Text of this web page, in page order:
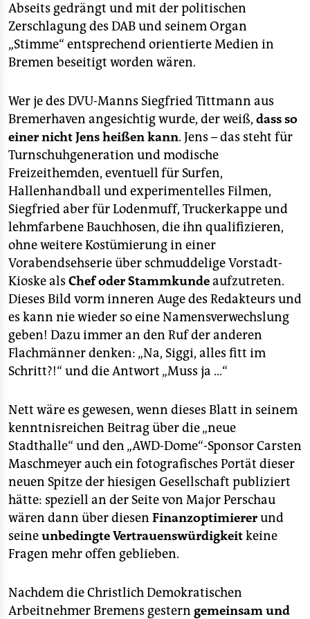
Abseits gedrängt und mit der politischen
Zerschlagung des DAB und seinem Organ
„Stimme“ entsprechend orientierte Medien in
Bremen beseitigt worden wären.
Wer je des DVU-Manns Siegfried Tittmann aus
Bremerhaven angesichtig wurde, der weiß, dass so
einer nicht Jens heißen kann. Jens – das steht für
Turnschuhgeneration und modische
Freizeithemden, eventuell für Surfen,
Hallenhandball und experimentelles Filmen,
Siegfried aber für Lodenmuff, Truckerkappe und
lehmfarbene Bauchhosen, die ihn qualifizieren,
ohne weitere Kostümierung in einer
Vorabendsehserie über schmuddelige Vorstadt-
Kioske als Chef oder Stammkundeaufzutreten.
Dieses Bild vorm inneren Auge des Redakteurs und
es kann nie wieder so eine Namensverwechslung
geben! Dazu immer an den Ruf der anderen
Flachmänner denken: „Na, Siggi, alles fitt im
Schritt?!“ und die Antwort „Muss ja ...“
Nett wäre es gewesen, wenn dieses Blatt in seinem
kenntnisreichen Beitrag über die „neue
Stadthalle“ und den „AWD-Dome“-Sponsor Carsten
Maschmeyer auch ein fotografisches Portät dieser
neuen Spitze der hiesigen Gesellschaft publiziert
hätte: speziell an der Seite von Major Perschau
wären dann über diesen Finanzoptimiererund
seineunbedingte Vertrauenswürdigkeitkeine
Fragen mehr offen geblieben.
Nachdem die Christlich Demokratischen
Arbeitnehmer Bremens gestern gemeinsam und